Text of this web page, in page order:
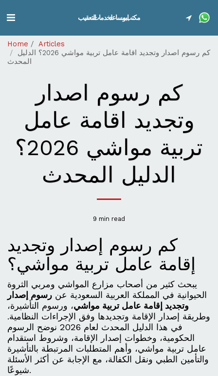
مكتب ابو مساعد لخدمات التعقيب
Home
Articles
كم رسوم اصدار وتجديد اقامة عامل تربية مواشي 2026؟ الدليل
المحدث
كم رسوم اصدار
وتجديد اقامة عامل
تربية مواشي 2026؟
الدليل المحدث
9 min read
كم رسوم إصدار وتجديد
إقامة عامل تربية مواشي؟
يبحث كثير من أصحاب مزارع المواشي ومربي الثروة
الحيوانية في المملكة العربية السعودية عن رسوم إصدار
وتجديد إقامة عامل تربية مواشي، ورسوم التأشيرة،
وطريقة إصدار الإقامة وتجديدها وفق الإجراءات النظامية.
في هذا الدليل المحدث لعام 2026 نوضح الرسوم
الحكومية، وخطوات إصدار الإقامة، وشروط استقدام
عامل تربية مواشي، وأهم المتطلبات المرتبطة بالتأشيرة
والتأمين الطبي ونقل الكفالة، مع الإجابة عن أكثر الأسئلة
شيوعًا.